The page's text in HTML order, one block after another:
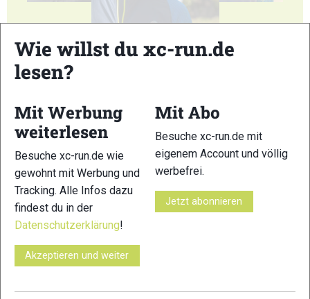
© Bilder 1 - 5: Michael Rackl;
VERWANDTE ARTIKEL
Dare2b im
Praxistest: Galerie
Shorts
Coros Pace 4:
Galerie
Zurück Weiter
Wie willst du xc-run.de
lesen?
Mit Werbung
weiterlesen
Besuche xc-run.de wie
gewohnt mit Werbung und
Tracking. Alle Infos dazu
findest du in der
Datenschutzerklärung!
Akzeptieren und weiter
Mit Abo
Besuche xc-run.de mit
eigenem Account und völlig
werbefrei.
Jetzt abonnieren